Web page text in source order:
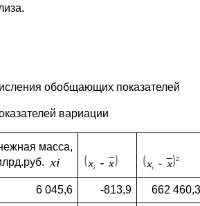
обобщающих показателей
вариации
масса,
6 045,6 -813,9 662 460,3